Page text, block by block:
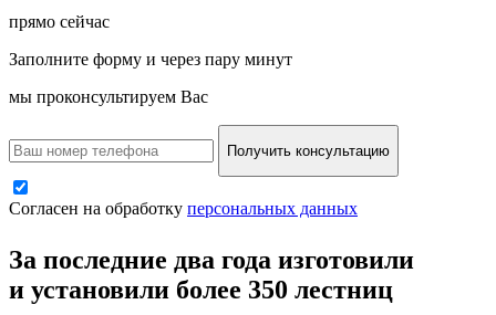
прямо сейчас
Заполните форму и через пару минут
мы проконсультируем Вас
Получить консультацию
Согласен на обработку персональных данных
За последние два года изготовили
и установили более 350 лестниц